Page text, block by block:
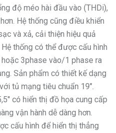
độ méo hài đầu vào (THDi),
Hệ thống cũng điều khiển
và xả, cải thiện hiệu quả
thống có thể được cấu hình
3phase vào/1 phase ra
Sản phẩm có thiết kế dạng
tủ mạng tiêu chuẩn 19".
có hiển thị đồ họa cung cấp
vận hành dễ dàng hơn.
cấu hình để hiển thị thẳng